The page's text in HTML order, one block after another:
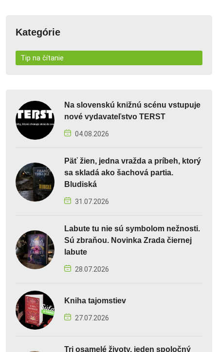
Kategórie
Tip na čítanie
Na slovenskú knižnú scénu vstupuje
nové vydavateľstvo TERST
04.08.2026
Päť žien, jedna vražda a príbeh, ktorý
sa skladá ako šachová partia.
Bludiská
31.07.2026
Labute tu nie sú symbolom nežnosti.
Sú zbraňou. Novinka Zrada čiernej
labute
28.07.2026
Kniha tajomstiev
27.07.2026
Tri osamelé životy, jeden spoločný